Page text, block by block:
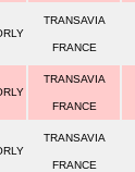
TRANSAVIA
FRANCE
TRANSAVIA
FRANCE
TRANSAVIA
FRANCE